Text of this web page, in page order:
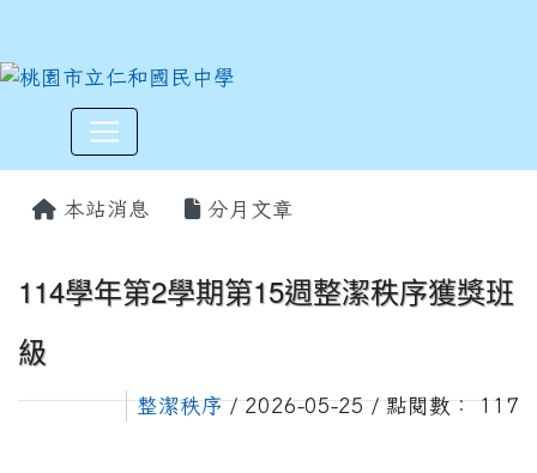
本站消息 分月文章
114學年第2學期第15週整潔秩序獲獎班
級
整潔秩序/ 2026-05-25 / 點閱數： 117